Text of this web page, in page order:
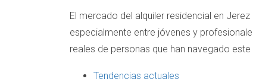
El mercado del alquiler residencial en
especialmente entre jóvenes y
reales de personas que han navegado
Tendencias actuales